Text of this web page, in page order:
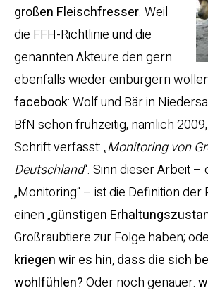
großen Fleischfresser. Weil
die FFH-Richtlinie und die
genannten Akteure den gern
ebenfalls wieder einbürgern
facebook: Wolf und Bär in
BfN schon frühzeitig, nämlich
Schrift verfasst: „Monitoring von
Deutschland“. Sinn dieser Arbeit –
„Monitoring“ – ist die Definition der
einen „günstigen
Großraubtiere zur Folge haben;
kriegen wir es hin, dass die sich
wohlfühlen?Oder noch genauer: